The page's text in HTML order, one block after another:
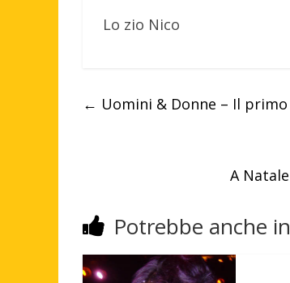
Lo zio Nico
← Uomini & Donne – Il
A
Potrebbe anche